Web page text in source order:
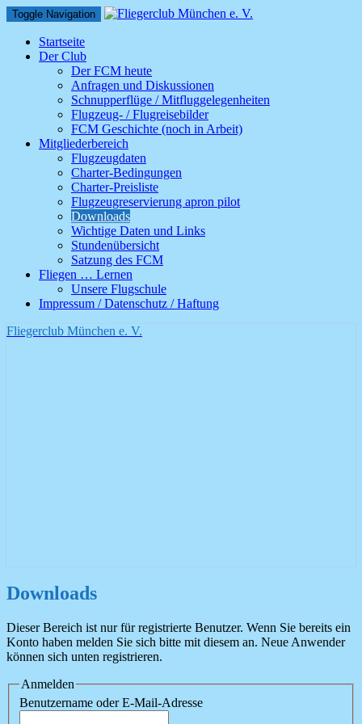
Toggle Navigation
Startseite
Der Club
Der FCM heute
Anfragen und Diskussionen
Schnupperflüge / Mitfluggelegenheiten
Flugzeug- / Flugreisebilder
FCM Geschichte (noch in Arbeit)
Mitgliederbereich
Flugzeugdaten
Charter-Bedingungen
Charter-Preisliste
Flugzeugreservierung apron pilot
Downloads
Wichtige Daten und Links
Stundenübersicht
Satzung des FCM
Fliegen … Lernen
Unsere Flugschule
Impressum / Datenschutz / Haftung
Fliegerclub München e. V.
Downloads
Downloads
Dieser Bereich ist nur für registrierte Benutzer. Wenn Sie bereits ein
Konto haben melden Sie sich bitte mit diesem an. Neue Anwender
können sich unten registrieren.
Anmelden
Benutzername oder E-Mail-Adresse